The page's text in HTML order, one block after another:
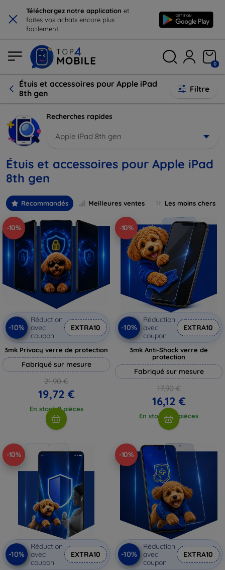
× Téléchargez notre application et
faites vos achats encore plus
facilement.
0
Étuis et accessoires pour Apple iPad
8th gen
Filtre
Recherches rapides
Apple iPad 8th gen
Étuis et accessoires pour Apple iPad
8th gen
Recommandés Meilleures ventes Les moins chers
-10%
-10%
Réduction
avec
coupon
EXTRA10
3mk Privacy verre de protection
Fabriqué sur mesure
21,90 €
19,72 €
En stock 2 pièces
-10%
-10%
Réduction
avec
coupon
EXTRA10
3mk Anti-Shock verre de
protection
Fabriqué sur mesure
17,90 €
16,12 €
En stock > 5 pièces
-10%
-10%
Réduction
avec
coupon
EXTRA10
-10%
-10%
Réduction
avec
coupon
EXTRA10